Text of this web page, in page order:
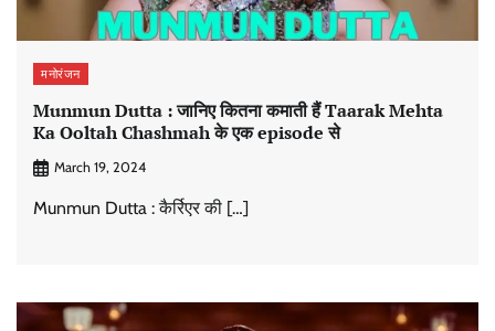
मनोरंजन
Munmun Dutta : जानिए कितना कमाती हैं Taarak Mehta
Ka Ooltah Chashmah के एक episode से
March 19, 2024
Munmun Dutta : कैर्रिएर की […]